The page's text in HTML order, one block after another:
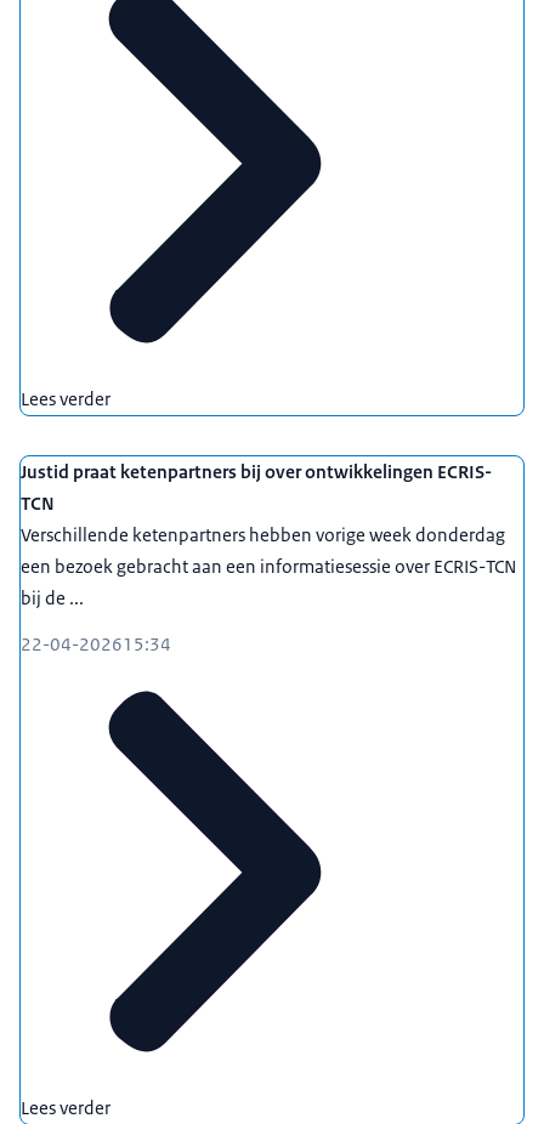
Lees verder
Justid praat ketenpartners bij over ontwikkelingen ECRIS-
TCN
Verschillende ketenpartners hebben vorige week donderdag
een bezoek gebracht aan een informatiesessie over ECRIS-TCN
bij de ...
22-04-202615:34
Lees verder